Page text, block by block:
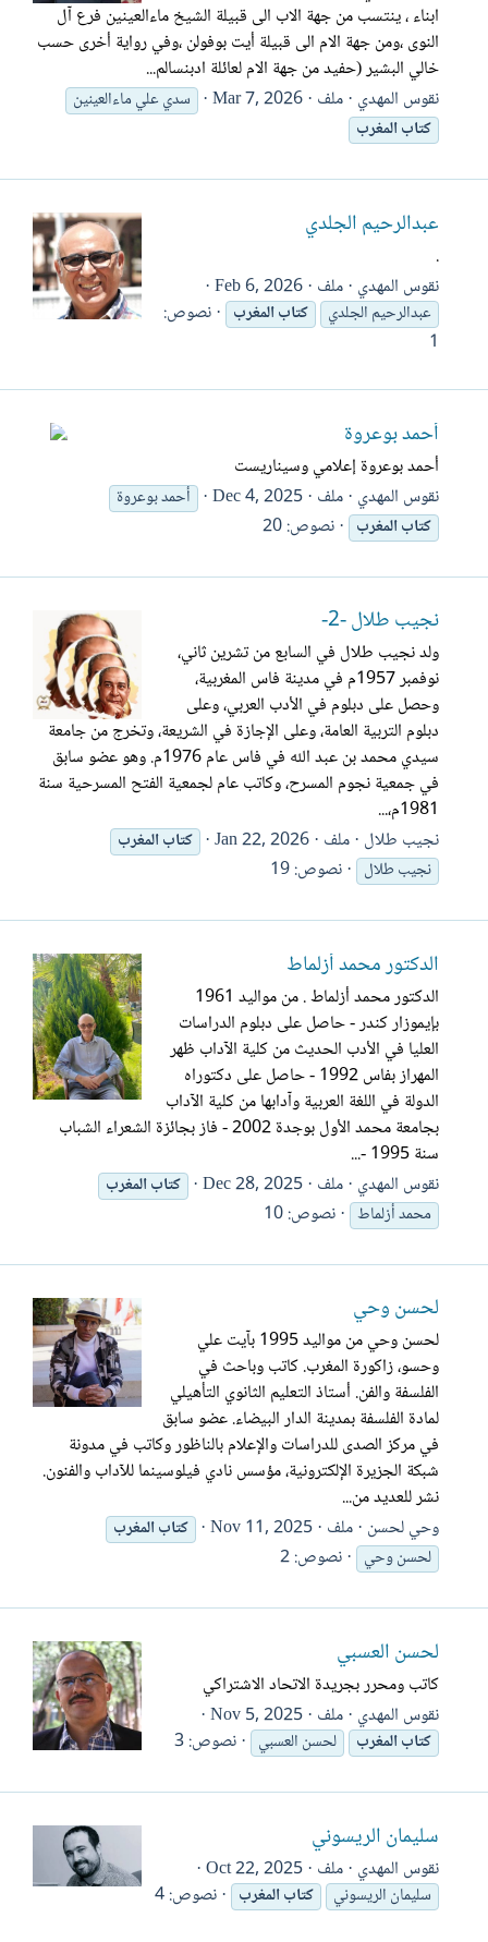
ابناء ، ينتسب من جهة الاب الى قبيلة الشيخ ماءالعينين فرع آل
النوى ،ومن جهة الام الى قبيلة أيت بوفولن ،وفي رواية أخرى حسب
خالي البشير (حفيد من جهة الام لعائلة ادبنسالم...
نقوس المهدي ملف Mar 7, 2026
سدي علي ماءالعينين
كتابالمغرب
عبدالرحيم الجلدي
.
نقوس المهدي ملف Feb 6, 2026
عبدالرحيم الجلدي كتابالمغرب
نصوص:
1
أحمد بوعروة
أحمد بوعروة إعلامي وسيناريست
نقوس المهدي ملف Dec 4, 2025
أحمد بوعروة
كتابالمغرب نصوص: 20
نجيب طلال -2-
ولد نجيب طلال في السابع من تشرين ثاني،
نوفمبر 1957م في مدينة فاس المغربية،
وحصل على دبلوم في الأدب العربي، وعلى
دبلوم التربية العامة، وعلى الإجازة في الشريعة، وتخرج من جامعة
سيدي محمد بن عبد الله في فاس عام 1976م. وهو عضو سابق
في جمعية نجوم المسرح، وكاتب عام لجمعية الفتح المسرحية سنة
1981م،...
نجيب طلال ملف Jan 22, 2026 كتابالمغرب
نجيب طلال
نصوص: 19
الدكتور محمد أزلماط
الدكتور محمد أزلماط . من مواليد 1961
بإيموزار كندر - حاصل على دبلوم الدراسات
العليا في الأدب الحديث من كلية الآداب ظهر
المهراز بفاس 1992 - حاصل على دكتوراه
الدولة في اللغة العربية وآدابها من كلية الآداب
بجامعة محمد الأول بوجدة 2002 - فاز بجائزة الشعراء الشباب
سنة 1995 -...
نقوس المهدي ملف Dec 28, 2025 كتابالمغرب
محمد أزلماط
نصوص: 10
لحسن وحي
لحسن وحي من مواليد 1995 بآيت علي
وحسو، زاكورة المغرب. كاتب وباحث في
الفلسفة والفن. أستاذ التعليم الثانوي التأهيلي
لمادة الفلسفة بمدينة الدار البيضاء. عضو سابق
في مركز الصدى للدراسات والإعلام بالناظور وكاتب في مدونة
شبكة الجزيرة الإلكترونية، مؤسس نادي فيلوسينما للآداب والفنون.
نشر للعديد من...
وحي لحسن ملف Nov 11, 2025 كتابالمغرب
لحسن وحي
نصوص: 2
لحسن العسبي
كاتب ومحرر بجريدة الاتحاد الاشتراكي
نقوس المهدي ملف Nov 5, 2025
كتابالمغرب لحسن العسبي نصوص: 3
سليمان الريسوني
نقوس المهدي ملف Oct 22, 2025
سليمان الريسوني كتابالمغرب نصوص: 4